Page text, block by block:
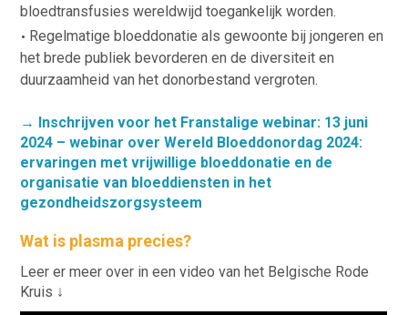
bloedtransfusies wereldwijd toegankelijk worden.
Regelmatige bloeddonatie als gewoonte bij jongeren en
het brede publiek bevorderen en de diversiteit en
duurzaamheid van het donorbestand vergroten.
→ Inschrijven voor het Franstalige webinar: 13 juni
2024 – webinar over Wereld Bloeddonordag 2024:
ervaringen met vrijwillige bloeddonatie en de
organisatie van bloeddiensten in het
gezondheidszorgsysteem
Wat is plasma precies?
Leer er meer over in een video van het Belgische Rode
Kruis ↓